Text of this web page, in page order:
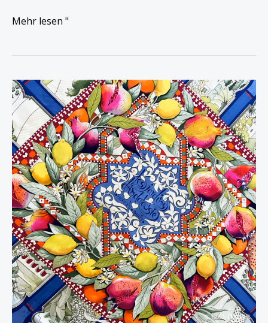
Mehr lesen "
Hermès
vs
Pucci:
The
Tale
of
2
Famous
Icons
in
Silk
Scarves